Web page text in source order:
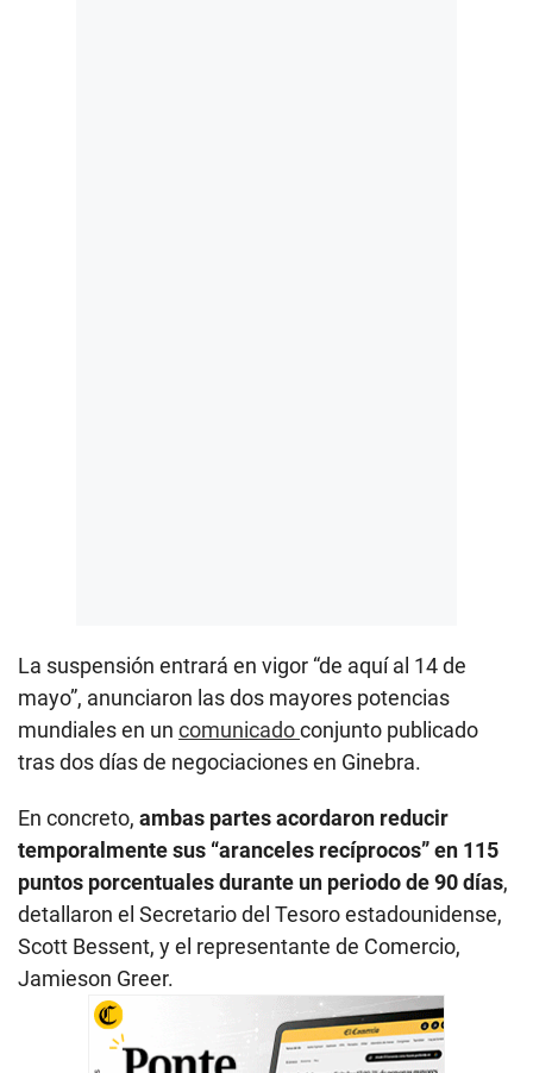
La suspensión entrará en vigor “de aquí al 14 de
mayo”, anunciaron las dos mayores potencias
mundiales en un comunicadoconjunto publicado
tras dos días de negociaciones en Ginebra.
En concreto, ambas partes acordaron reducir
temporalmente sus “aranceles recíprocos” en 115
puntos porcentuales durante un periodo de 90 días,
detallaron el Secretario del Tesoro estadounidense,
Scott Bessent, y el representante de Comercio,
Jamieson Greer.